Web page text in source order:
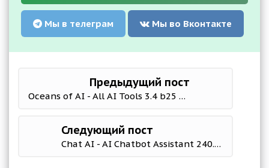
Мы в телеграм Мы во Вконтакте
Предыдущий пост
Oceans of AI - All AI Tools 3.4 b25 Mod (No ads)
Следующий пост
Chat AI - AI Chatbot Assistant 240.0 Mod (Premium)